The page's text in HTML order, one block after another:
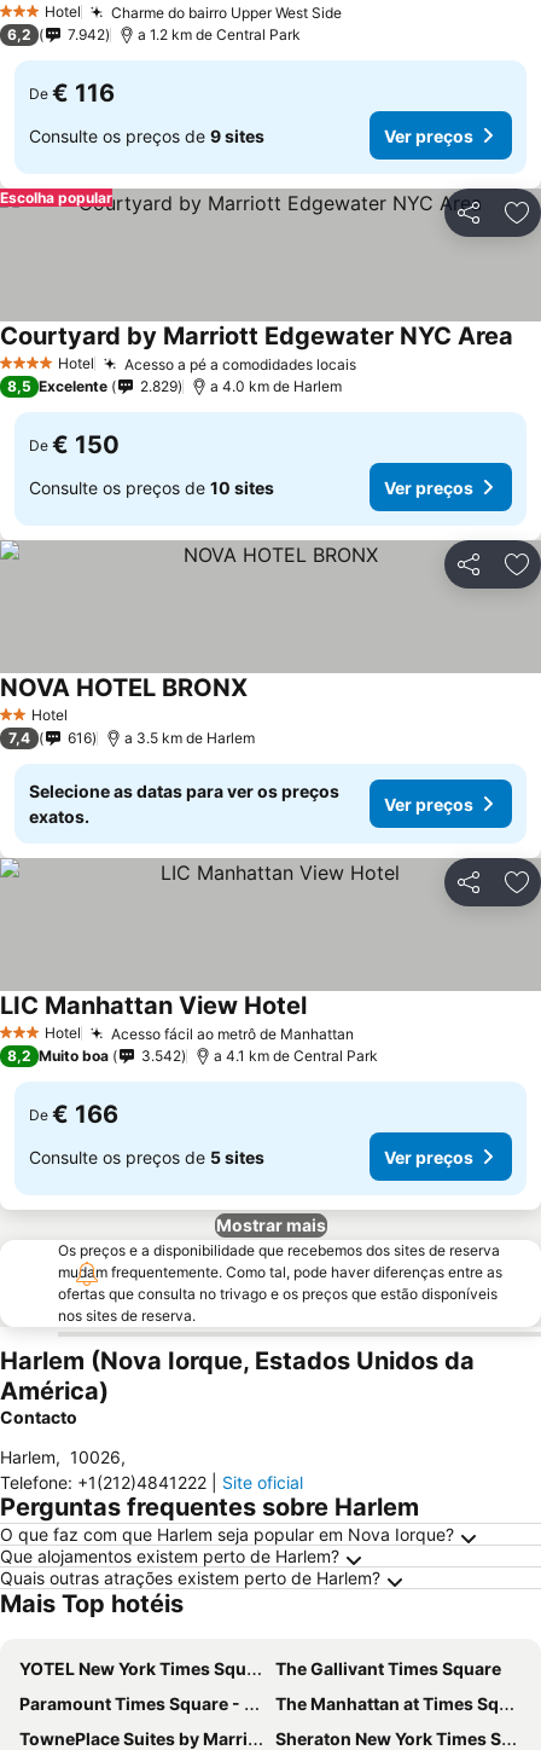
3 EstrelasHotel Charme do bairro Upper West Side
6,2 7.942 a 1.2 km de Central Park
De € 116
Consulte os preços de 9 sites Ver preços
Partilhar
Escolha popular
4 EstrelasHotel Acesso a pé a comodidades locais
Courtyard by Marriott Edgewater NYC Area
8,5 Excelente 2.829 a 4.0 km de Harlem
De € 150
Consulte os preços de 10 sites Ver preços
Partilhar
2 Estrelas
Hotel
NOVA HOTEL BRONX
7,4 616 a 3.5 km de Harlem
Selecione as datas para ver os preços
exatos.
Ver preços
Partilhar
3 EstrelasHotel Acesso fácil ao metrô de Manhattan
LIC Manhattan View Hotel
8,2 Muito boa 3.542 a 4.1 km de Central Park
De € 166
Consulte os preços de 5 sites Ver preços
Mostrar mais
Os preços e a disponibilidade que recebemos dos sites de reserva
mudam frequentemente. Como tal, pode haver diferenças entre as
ofertas que consulta no trivago e os preços que estão disponíveis
nos sites de reserva.
Harlem (Nova Iorque, Estados Unidos da
América)
Contacto
Harlem, 10026,
Telefone: +1(212)4841222 Site oficial
Perguntas frequentes sobre Harlem
O que faz com que Harlem seja popular em Nova Iorque?
Que alojamentos existem perto de Harlem?
Quais outras atrações existem perto de Harlem?
Mais Top hotéis
YOTEL New York Times Square
The Gallivant Times Square
Paramount Times Square - A Generator Hotel
The Manhattan at Times Square Hotel
TownePlace Suites by Marriott New York Long Island City/Manhattan View
Sheraton New York Times Square Hotel